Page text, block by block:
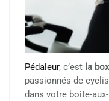
Pédaleur, c’est la
passionnés de
dans votre boite-